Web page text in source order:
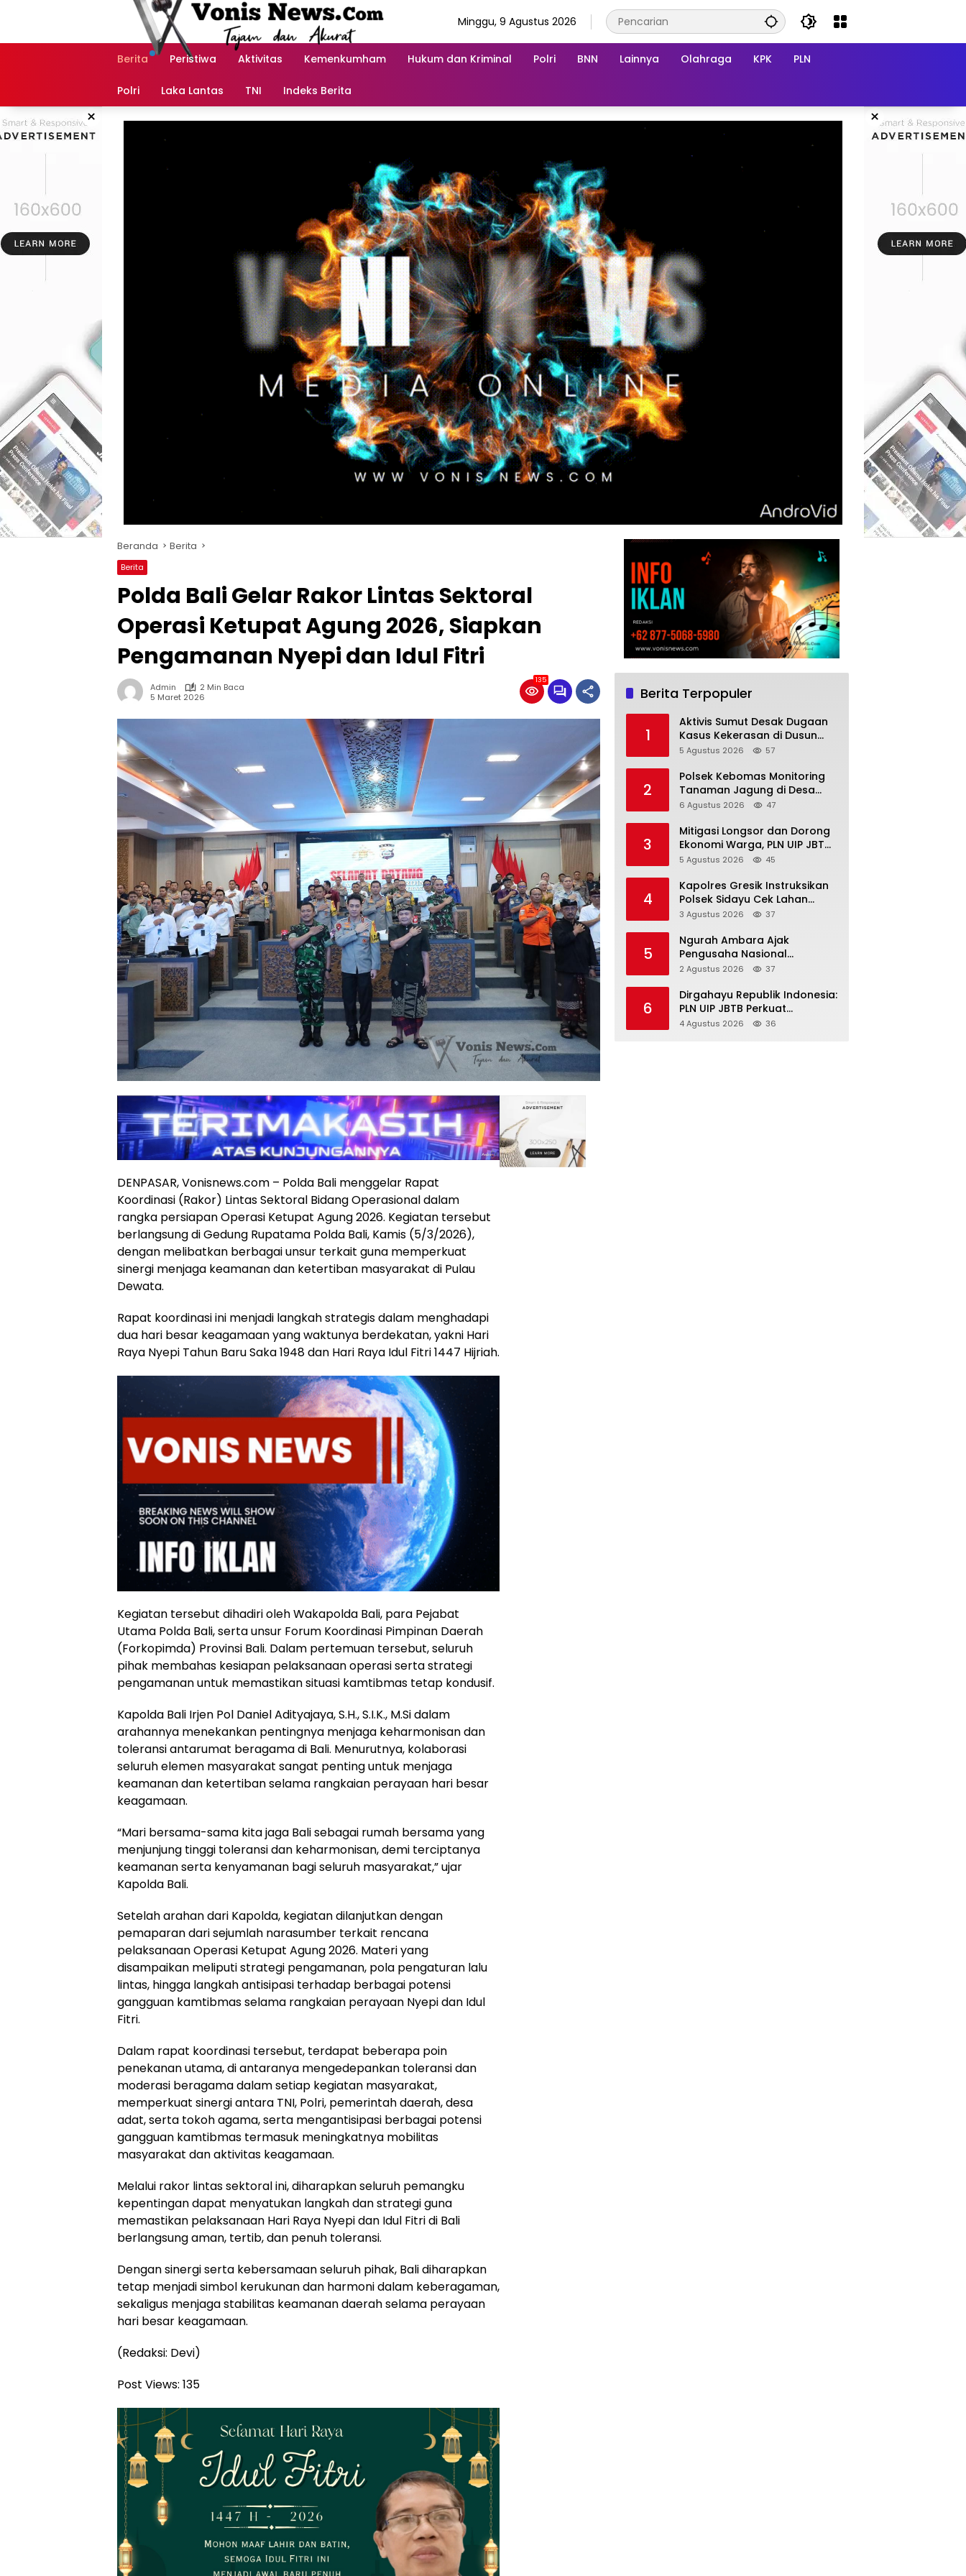
Minggu, 9 Agustus 2026
Berita Peristiwa Aktivitas Kemenkumham Hukum dan Kriminal Polri BNN Lainnya Olahraga KPK PLN
Polri Laka Lantas TNI Indeks Berita
× ×
Beranda Berita
Berita
Polda Bali Gelar Rakor Lintas Sektoral
Operasi Ketupat Agung 2026, Siapkan
Pengamanan Nyepi dan Idul Fitri
Admin
2 Min Baca
5 Maret 2026
135
DENPASAR, Vonisnews.com – Polda Bali menggelar Rapat
Koordinasi (Rakor) Lintas Sektoral Bidang Operasional dalam
rangka persiapan Operasi Ketupat Agung 2026. Kegiatan tersebut
berlangsung di Gedung Rupatama Polda Bali, Kamis (5/3/2026),
dengan melibatkan berbagai unsur terkait guna memperkuat
sinergi menjaga keamanan dan ketertiban masyarakat di Pulau
Dewata.
Rapat koordinasi ini menjadi langkah strategis dalam menghadapi
dua hari besar keagamaan yang waktunya berdekatan, yakni Hari
Raya Nyepi Tahun Baru Saka 1948 dan Hari Raya Idul Fitri 1447 Hijriah.
Kegiatan tersebut dihadiri oleh Wakapolda Bali, para Pejabat
Utama Polda Bali, serta unsur Forum Koordinasi Pimpinan Daerah
(Forkopimda) Provinsi Bali. Dalam pertemuan tersebut, seluruh
pihak membahas kesiapan pelaksanaan operasi serta strategi
pengamanan untuk memastikan situasi kamtibmas tetap kondusif.
Kapolda Bali Irjen Pol Daniel Adityajaya, S.H., S.I.K., M.Si dalam
arahannya menekankan pentingnya menjaga keharmonisan dan
toleransi antarumat beragama di Bali. Menurutnya, kolaborasi
seluruh elemen masyarakat sangat penting untuk menjaga
keamanan dan ketertiban selama rangkaian perayaan hari besar
keagamaan.
“Mari bersama-sama kita jaga Bali sebagai rumah bersama yang
menjunjung tinggi toleransi dan keharmonisan, demi terciptanya
keamanan serta kenyamanan bagi seluruh masyarakat,” ujar
Kapolda Bali.
Setelah arahan dari Kapolda, kegiatan dilanjutkan dengan
pemaparan dari sejumlah narasumber terkait rencana
pelaksanaan Operasi Ketupat Agung 2026. Materi yang
disampaikan meliputi strategi pengamanan, pola pengaturan lalu
lintas, hingga langkah antisipasi terhadap berbagai potensi
gangguan kamtibmas selama rangkaian perayaan Nyepi dan Idul
Fitri.
Dalam rapat koordinasi tersebut, terdapat beberapa poin
penekanan utama, di antaranya mengedepankan toleransi dan
moderasi beragama dalam setiap kegiatan masyarakat,
memperkuat sinergi antara TNI, Polri, pemerintah daerah, desa
adat, serta tokoh agama, serta mengantisipasi berbagai potensi
gangguan kamtibmas termasuk meningkatnya mobilitas
masyarakat dan aktivitas keagamaan.
Melalui rakor lintas sektoral ini, diharapkan seluruh pemangku
kepentingan dapat menyatukan langkah dan strategi guna
memastikan pelaksanaan Hari Raya Nyepi dan Idul Fitri di Bali
berlangsung aman, tertib, dan penuh toleransi.
Dengan sinergi serta kebersamaan seluruh pihak, Bali diharapkan
tetap menjadi simbol kerukunan dan harmoni dalam keberagaman,
sekaligus menjaga stabilitas keamanan daerah selama perayaan
hari besar keagamaan.
(Redaksi: Devi)
Post Views: 135
Berita Terpopuler
1
Aktivis Sumut Desak Dugaan
Kasus Kekerasan di Dusun
Balakka, Desa Gunung
5 Agustus 2026 57
2
Polsek Kebomas Monitoring
Tanaman Jagung di Desa
Kembangan, Perkuat
Nasional
6 Agustus 2026 47
3
Mitigasi Longsor dan Dorong
Ekonomi Warga, PLN UIP JBTB
Salurkan Bantuan Konservasi
Aceh di Banyuwangi
5 Agustus 2026 45
4
Kapolres Gresik Instruksikan
Polsek Sidayu Cek Lahan
Cabai, Perkuat Ketahanan
3 Agustus 2026 37
5
Ngurah Ambara Ajak
Pengusaha Nasional
Pulangkan Aset Triliunan
Investor Global
2 Agustus 2026 37
6
Dirgahayu Republik Indonesia:
PLN UIP JBTB Perkuat
Kepemimpinan Perempuan
4 Agustus 2026 36